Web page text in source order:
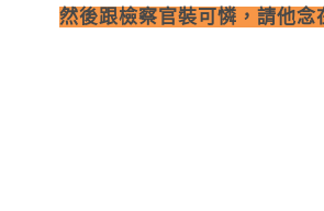
然後跟檢察官裝可憐，請他念